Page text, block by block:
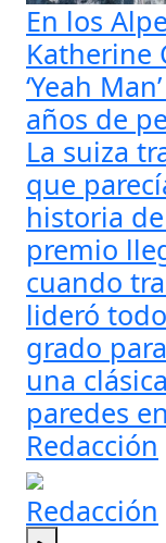
En los
Katherine
‘Yeah
años de
La suiza
que
historia
premio
cuando
lideró
grado
una
paredes
Redacción
Redacción